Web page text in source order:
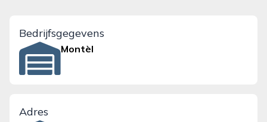
Bedrijfsgegevens
Montèl
Adres